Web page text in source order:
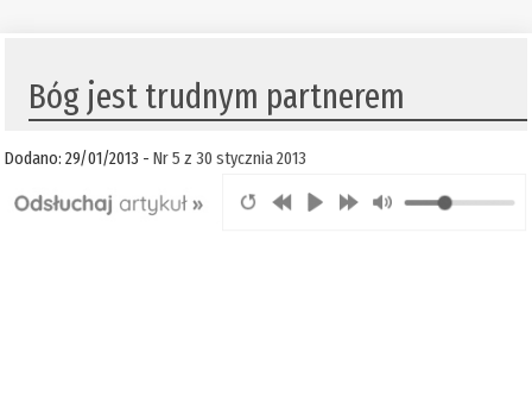
Bóg jest trudnym partnerem
Dodano: 29/01/2013 -Nr 5 z 30 stycznia 2013